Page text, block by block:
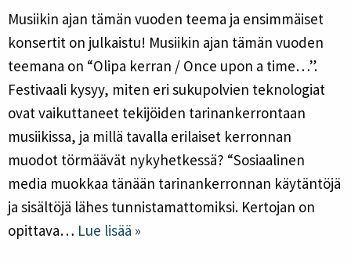
Musiikin ajan tämän vuoden teema ja ensimmäiset
konsertit on julkaistu! Musiikin ajan tämän vuoden
teemana on “Olipa kerran / Once upon a time…”.
Festivaali kysyy, miten eri sukupolvien teknologiat
ovat vaikuttaneet tekijöiden tarinankerrontaan
musiikissa, ja millä tavalla erilaiset kerronnan
muodot törmäävät nykyhetkessä? “Sosiaalinen
media muokkaa tänään tarinankerronnan käytäntöjä
ja sisältöjä lähes tunnistamattomiksi. Kertojan on
opittava… Lue lisää »